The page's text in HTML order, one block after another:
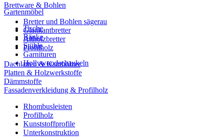
Gartenmöbel
Tische
Bänke
Stühle
Garnituren
Hollywoodschaukeln
Brettware & Bohlen
Bretter und Bohlen sägerau
Glattkantbretter
Altholzbretter
Profilholz
Dachlatten & Kanthölzer
Platten & Holzwerkstoffe
Dämmstoffe
Fassadenverkleidung & Profilholz
Rhombusleisten
Profilholz
Kunststoffprofile
Unterkonstruktion